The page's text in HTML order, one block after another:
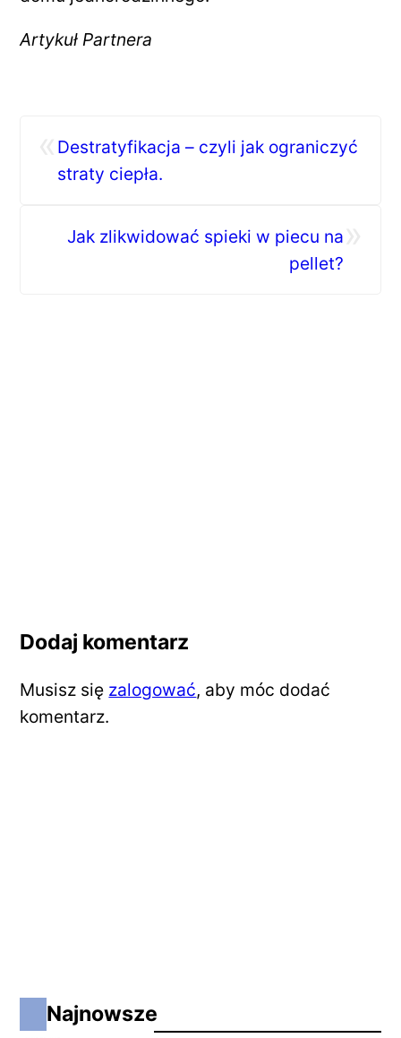
Artykuł Partnera
Destratyfikacja – czyli jak ograniczyć
straty ciepła.
Jak zlikwidować spieki w piecu na
pellet?
Dodaj komentarz
Musisz się zalogować, aby móc dodać
komentarz.
Najnowsze